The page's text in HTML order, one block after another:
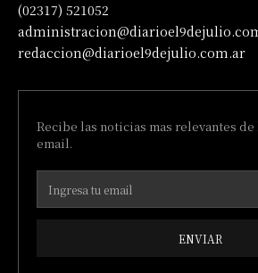
(02317) 521052
redaccion@diarioel9dejulio.com.ar
Recibe las noticias mas relevantes de
email.
ENVIAR